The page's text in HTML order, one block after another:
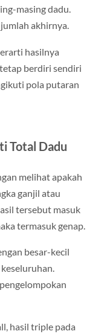
masing dadu.
akhirnya.
hasilnya
berdiri sendiri
pola putaran
Total Dadu
melihat apakah
ganjil atau
tersebut masuk
termasuk genap.
besar-kecil
hasil triple pada